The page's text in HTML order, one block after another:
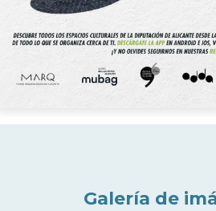
Galería de